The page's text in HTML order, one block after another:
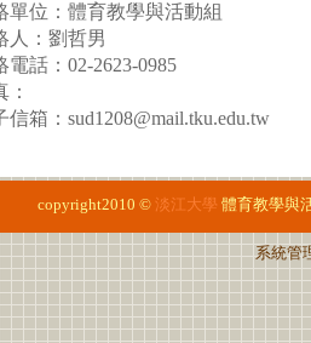
單位：體育教學與活動組
人：劉哲男
電話：02-2623-0985
：
信箱：sud1208@mail.tku.edu.tw
copyright2010 © 淡江大學 體育教學與
系統管